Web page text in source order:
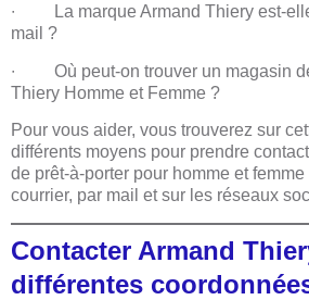
∙ La marque Armand Thiery est-
mail ?
∙ Où peut-on trouver un magasin de
Thiery Homme et Femme ?
Pour vous aider, vous trouverez sur
différents moyens pour prendre
de prêt-à-porter pour homme et
courrier, par mail et sur les réseaux
Contacter Armand
différentes